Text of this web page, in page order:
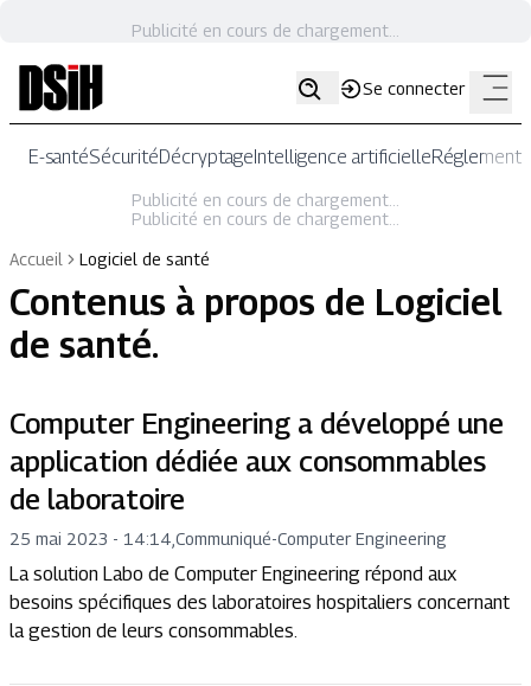
Publicité en cours de chargement...
Se connecter
E-santéSécuritéDécryptageIntelligence artificielle
Publicité en cours de chargement...
Publicité en cours de chargement...
Accueil
Logiciel de santé
Contenus à propos de Logiciel
de santé.
Computer Engineering a développé une
application dédiée aux consommables
de laboratoire
25 mai 2023 - 14:14 Communiqué-Computer Engineering
La solution Labo de Computer Engineering répond aux
besoins spécifiques des laboratoires hospitaliers concernant
la gestion de leurs consommables.